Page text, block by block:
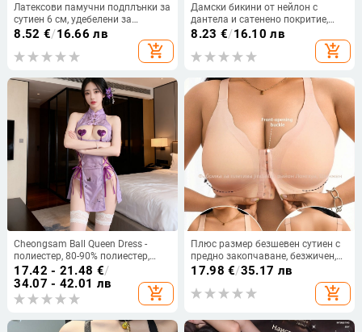
Латексови памучни подплънки за
сутиен 6 см, удебелени за
събиране на малък бюст,
подчертаващи красотата на
гърба, резервни гъбени вложки,
8.52 €/16.66 лв
add_shopping_cart
Дамски бикини от нейлон с
дантела и сатенено покритие,
подплата от мулберска коприна;
дишащи, антибактериални,
повдигащи ханша, средна талия,
8.23 €/16.10 лв
add_shopping_cart
Cheongsam Ball Queen Dress -
полиестер, 80-90% полиестер,
тесен силует, униформен стил,
женски модел, издания зима
2025
17.42 - 21.48 €/
34.07 - 42.01 лв
add_shopping_cart
Плюс размер безшевен сутиен с
предно закопчаване, безжичен,
повдигащ, за жени
17.98 €/35.17 лв
add_shopping_cart